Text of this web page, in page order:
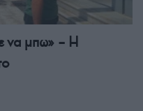
να μπω» – Η